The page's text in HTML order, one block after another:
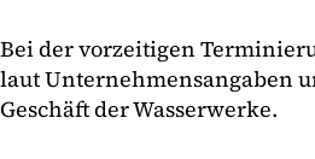
Bei der vorzeitigen
laut Unternehmensangaben
Geschäft der Wasserwerke.